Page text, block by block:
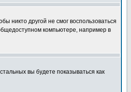
никто другой не смог воспользоваться
компьютере, например в
вы будете показываться как